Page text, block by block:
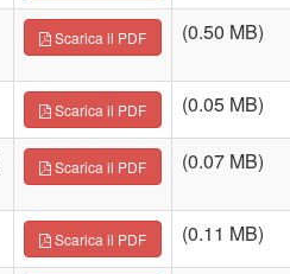
Scarica il PDF (0.50 MB)
Scarica il PDF (0.05 MB)
Scarica il PDF (0.07 MB)
Scarica il PDF (0.11 MB)